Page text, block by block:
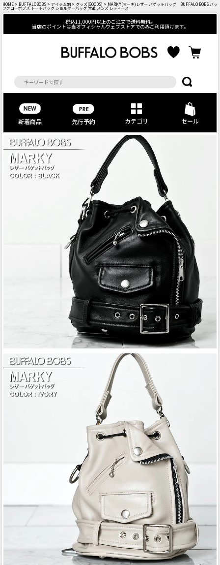
HOME > BUFFALOBOBS > アイテム別 > グッズ(GOODS) > MARKY(マーキ)レザー バゲットバッグ BUFFALO BOBS バッ
ファローボブズ トートバッグ ショルダーバッグ 本革 メンズ レディース
税込11,000円以上のご注文で送料無料。
当店のポイントは当オフィシャルウェブストアでのみご利用頂けます。
新着商品 先行予約 カテゴリ セール